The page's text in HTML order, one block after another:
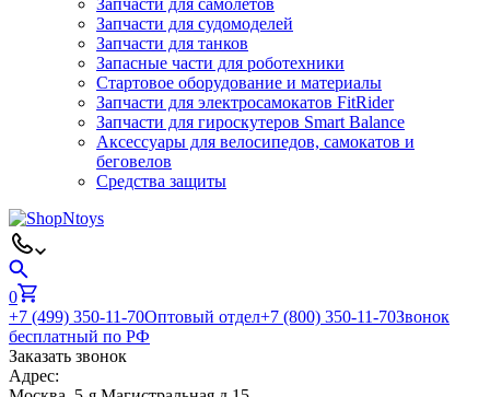
Запчасти для самолетов
Запчасти для судомоделей
Запчасти для танков
Запасные части для роботехники
Стартовое оборудование и материалы
Запчасти для электросамокатов FitRider
Запчасти для гироскутеров Smart Balance
Аксессуары для велосипедов, самокатов и
беговелов
Средства защиты
0
+7 (499) 350-11-70Оптовый отдел+7 (800) 350-11-70Звонок
бесплатный по РФ
Заказать звонок
Адрес: